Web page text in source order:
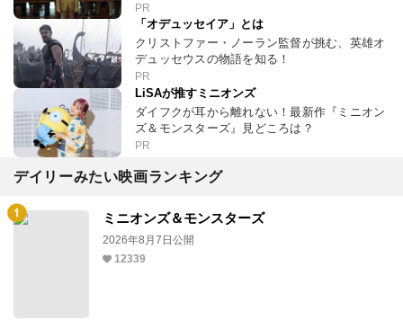
PR
「オデュッセイア」とは
クリストファー・ノーラン監督が挑む、英雄オ
デュッセウスの物語を知る！
PR
LiSAが推すミニオンズ
ダイフクが耳から離れない！最新作『ミニオン
ズ＆モンスターズ』見どころは？
PR
デイリーみたい映画ランキング
ミニオンズ＆モンスターズ
2026年8月7日公開
12339